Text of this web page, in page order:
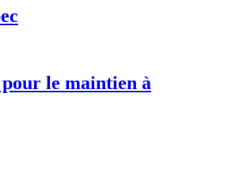
le maintien à